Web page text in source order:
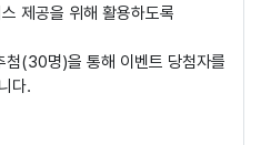
제공을 위해 활용하도록
첨(30명)을 통해 이벤트 당첨자를
다.